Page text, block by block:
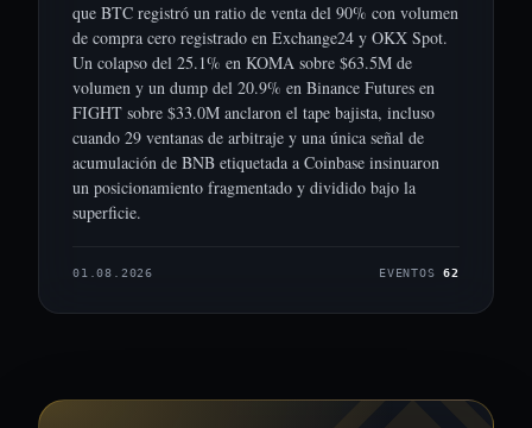
que BTC registró un ratio de venta del 90% con volumen
de compra cero registrado en Exchange24 y OKX Spot.
Un colapso del 25.1% en KOMA sobre $63.5M de
volumen y un dump del 20.9% en Binance Futures en
FIGHT sobre $33.0M anclaron el tape bajista, incluso
cuando 29 ventanas de arbitraje y una única señal de
acumulación de BNB etiquetada a Coinbase insinuaron
un posicionamiento fragmentado y dividido bajo la
superficie.
01.08.2026 EVENTOS62